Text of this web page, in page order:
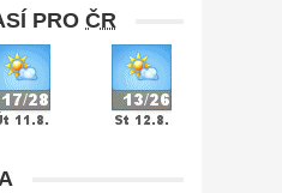
PROČR